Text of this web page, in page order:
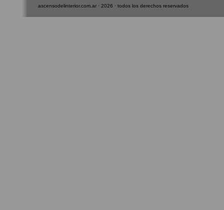
ascensodelinterior.com.ar · 2026 · todos los derechos reservados